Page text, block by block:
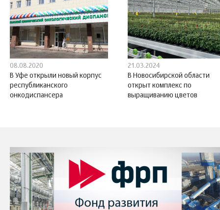
08.08.2020
В Уфе открыли новый корпус
республиканского
онкодиспансера
21.03.2024
В Новосибирской области
открыт комплекс по
выращиванию цветов